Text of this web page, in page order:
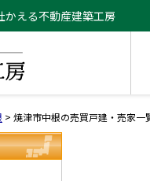
かえる不動産建築工房
> 焼津市中根の売買戸建・売家一